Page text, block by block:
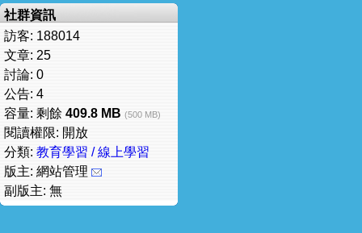
社群資訊
訪客: 188014
文章: 25
討論: 0
公告: 4
容量: 剩餘 409.8 MB (500 MB)
閱讀權限: 開放
分類: 教育學習 / 線上學習
版主: 網站管理
副版主: 無